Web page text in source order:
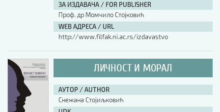
ЗА ИЗДАВАЧА / FOR PUBLISHER
Проф. др Момчило Стојковић
WEB АДРЕСА / URL
http://www.filfak.ni.ac.rs/izdavastvo
ЛИЧНОСТ И МОРАЛ
АУТОР / AUTHOR
Снежана Стојиљковић